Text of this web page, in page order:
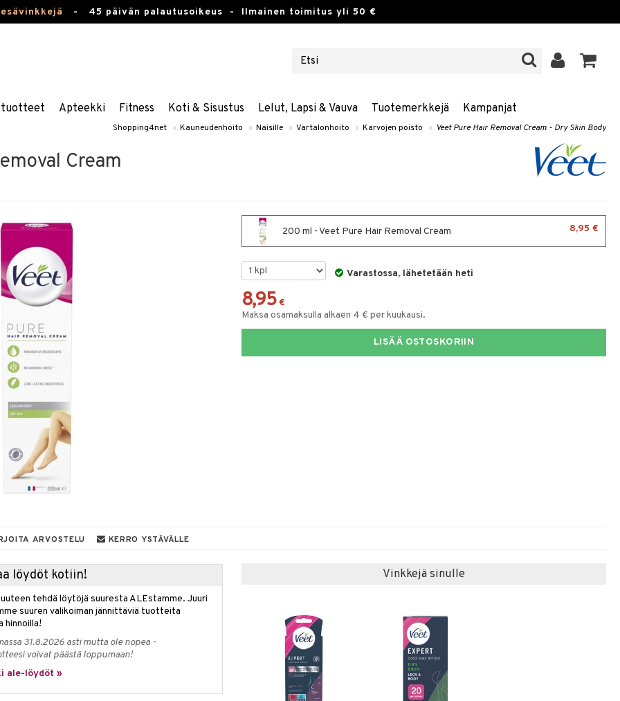
- 45 päivän palautusoikeus - Ilmainen toimitus yli 50 €
Apteekki Fitness Koti & Sisustus Lelut, Lapsi & Vauva Tuotemerkkejä Kampanjat
Shopping4net » Kauneudenhoito » Naisille » Vartalonhoito » Karvojen poisto » Veet Pure Hair Removal Cream - Dry Skin Body
Cream
200 ml - Veet Pure Hair Removal Cream 8,95 €
Varastossa, lähetetään heti
8,95 €
Maksa osamaksulla alkaen 4 € per kuukausi.
LISÄÄ OSTOSKORIIN
ARVOSTELU KERRO YSTÄVÄLLE
löydöt kotiin!
tehdä löytöjä suuresta ALEstamme. Juuri
suuren valikoiman jännittäviä tuotteita
hinnoilla!
31.8.2026 asti mutta ole nopea -
voivat päästä loppumaan!
ale-löydöt »
Vinkkejä sinulle